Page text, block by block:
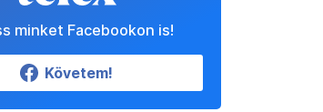
minket Facebookon is!
Követem!